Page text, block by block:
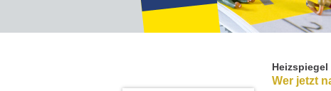
Heizspiegel
Wer jetzt